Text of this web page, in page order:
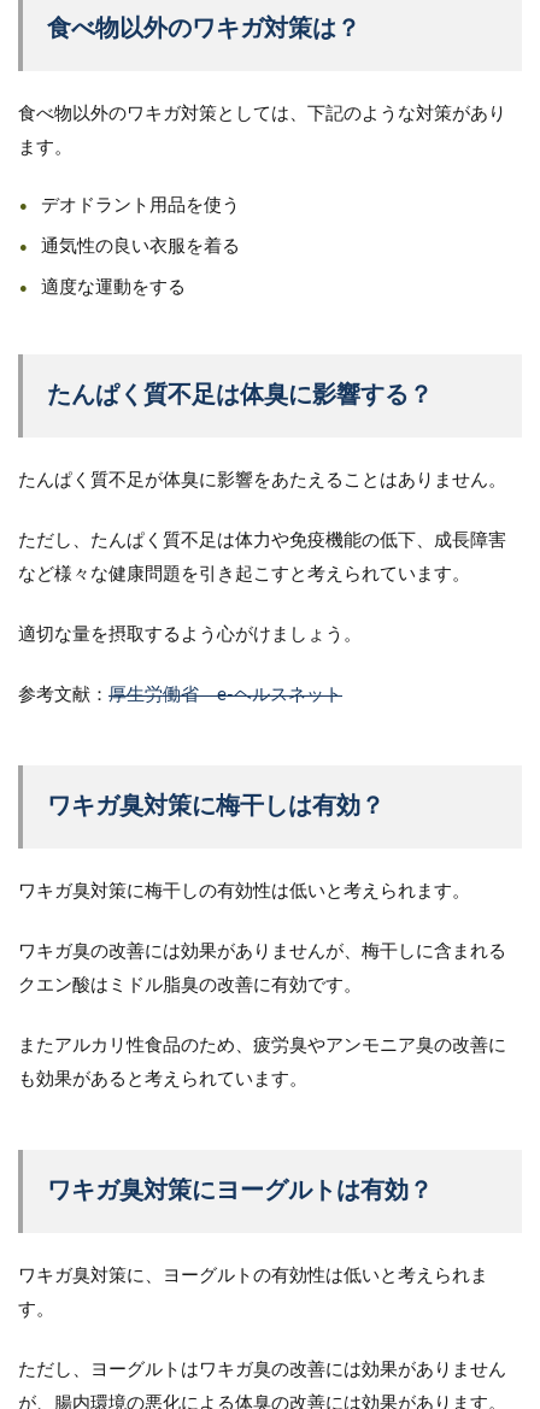
食べ物以外のワキガ対策は？
食べ物以外のワキガ対策としては、下記のような対策があり
ます。
デオドラント用品を使う
通気性の良い衣服を着る
適度な運動をする
たんぱく質不足は体臭に影響する？
たんぱく質不足が体臭に影響をあたえることはありません。
ただし、たんぱく質不足は体力や免疫機能の低下、成長障害
など様々な健康問題を引き起こすと考えられています。
適切な量を摂取するよう心がけましょう。
参考文献： 厚生労働省 e-ヘルスネット
ワキガ臭対策に梅干しは有効？
ワキガ臭対策に梅干しの有効性は低いと考えられます。
ワキガ臭の改善には効果がありませんが、梅干しに含まれる
クエン酸はミドル脂臭の改善に有効です。
またアルカリ性食品のため、疲労臭やアンモニア臭の改善に
も効果があると考えられています。
ワキガ臭対策にヨーグルトは有効？
ワキガ臭対策に、ヨーグルトの有効性は低いと考えられま
す。
ただし、ヨーグルトはワキガ臭の改善には効果がありません
が、腸内環境の悪化による体臭の改善には効果があります。